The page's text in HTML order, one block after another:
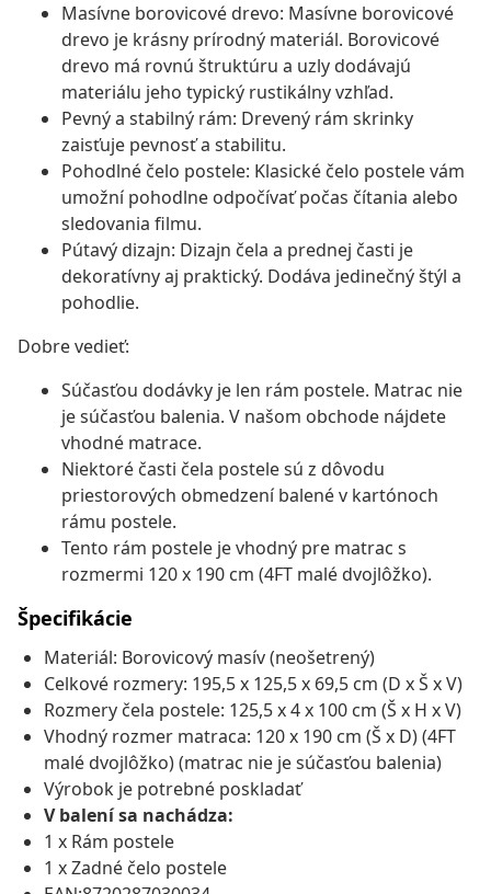
Masívne borovicové drevo: Masívne borovicové
drevo je krásny prírodný materiál. Borovicové
drevo má rovnú štruktúru a uzly dodávajú
materiálu jeho typický rustikálny vzhľad.
Pevný a stabilný rám: Drevený rám skrinky
zaisťuje pevnosť a stabilitu.
Pohodlné čelo postele: Klasické čelo postele vám
umožní pohodlne odpočívať počas čítania alebo
sledovania filmu.
Pútavý dizajn: Dizajn čela a prednej časti je
dekoratívny aj praktický. Dodáva jedinečný štýl a
pohodlie.
Dobre vedieť:
Súčasťou dodávky je len rám postele. Matrac nie
je súčasťou balenia. V našom obchode nájdete
vhodné matrace.
Niektoré časti čela postele sú z dôvodu
priestorových obmedzení balené v kartónoch
rámu postele.
Tento rám postele je vhodný pre matrac s
rozmermi 120 x 190 cm (4FT malé dvojlôžko).
Špecifikácie
Materiál: Borovicový masív (neošetrený)
Celkové rozmery: 195,5 x 125,5 x 69,5 cm (D x Š x V)
Rozmery čela postele: 125,5 x 4 x 100 cm (Š x H x V)
Vhodný rozmer matraca: 120 x 190 cm (Š x D) (4FT
malé dvojlôžko) (matrac nie je súčasťou balenia)
Výrobok je potrebné poskladať
V balení sa nachádza:
1 x Rám postele
1 x Zadné čelo postele